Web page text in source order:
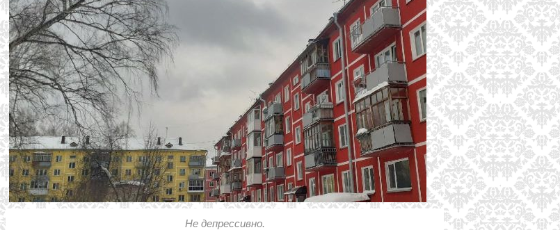
Не депрессивно.